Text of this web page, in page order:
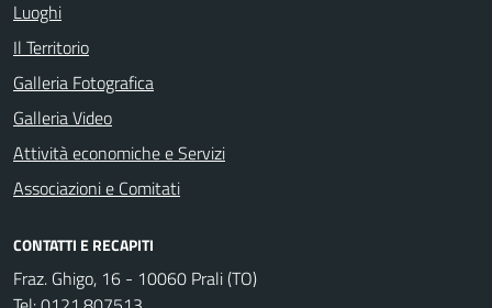
Luoghi
Il Territorio
Galleria Fotografica
Galleria Video
Attività economiche e Servizi
Associazioni e Comitati
CONTATTI E RECAPITI
Fraz. Ghigo, 16 - 10060 Prali (TO)